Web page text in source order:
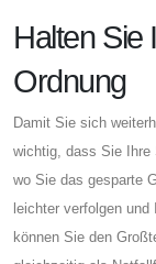
Halten Sie
Ordnung
Damit Sie sich
wichtig, dass Sie Ihre
wo Sie das gesparte
leichter verfolgen
können Sie den